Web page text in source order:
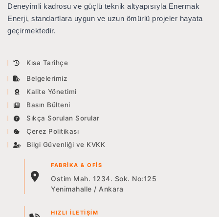
Deneyimli kadrosu ve güçlü teknik altyapısıyla Enermak
Enerji, standartlara uygun ve uzun ömürlü projeler hayata
geçirmektedir.
Kısa Tarihçe
Belgelerimiz
Kalite Yönetimi
Basın Bülteni
Sıkça Sorulan Sorular
Çerez Politikası
Bilgi Güvenliği ve KVKK
FABRIKA & OFIS
Ostim Mah. 1234. Sok. No:125
Yenimahalle / Ankara
HIZLI İLETIŞIM